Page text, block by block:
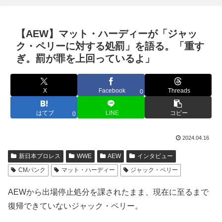
【AEW】マット・ハーディーが「ジャッ
ク・ペリーに対する処罰」を語る。「重す
ぎ。罰が罪を上回っているよ」
X Facebook 0 Threads
はてブ 0 LINE コピー
2024.04.16
新日本プロレス WWE AEW
インタビュー
CMパンク
マット・ハーディー ジャック・ペリー
AEWから出場停止処分を課されたまま、現在に至るまで
復帰できていないジャック・ペリー。